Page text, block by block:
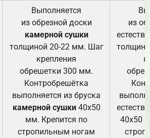
Выполняется
из обрезной доски
камерной сушки
толщиной 20-22 мм. Шаг
крепления
обрешетки 300 мм.
Контробрешётка
выполняется из бруска
камерной сушки40х50
мм. Крепится по
стропильным ногам
из
40х50